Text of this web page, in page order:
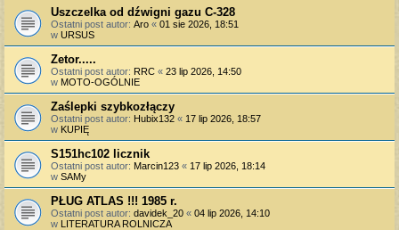
Uszczelka od dźwigni gazu C-328
Ostatni post autor: Aro « 01 sie 2026, 18:51
w URSUS
Zetor.....
Ostatni post autor: RRC « 23 lip 2026, 14:50
w MOTO-OGÓLNIE
Zaślepki szybkozłączy
Ostatni post autor: Hubix132 « 17 lip 2026, 18:57
w KUPIĘ
S151hc102 licznik
Ostatni post autor: Marcin123 « 17 lip 2026, 18:14
w SAMy
PŁUG ATLAS !!! 1985 r.
Ostatni post autor: davidek_20 « 04 lip 2026, 14:10
w LITERATURA ROLNICZA